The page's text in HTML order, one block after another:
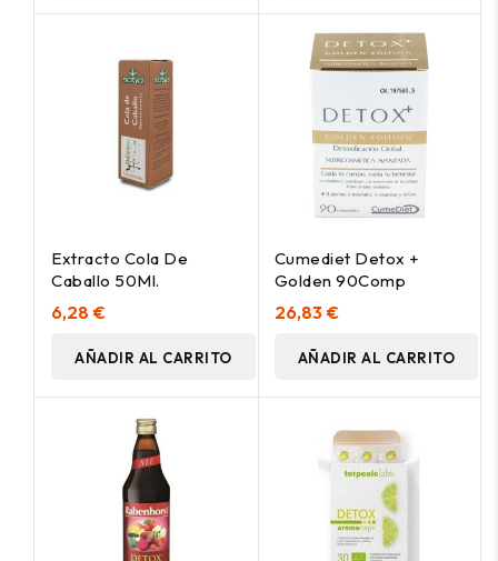
Extracto Cola De
Caballo 50Ml.
6,28 €
AÑADIR AL CARRITO
Cumediet Detox +
Golden 90Comp
26,83 €
AÑADIR AL CARRITO